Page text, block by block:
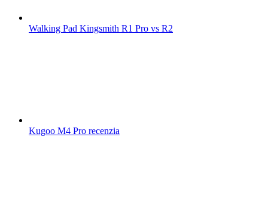
Walking Pad Kingsmith R1 Pro vs R2
Kugoo M4 Pro recenzia